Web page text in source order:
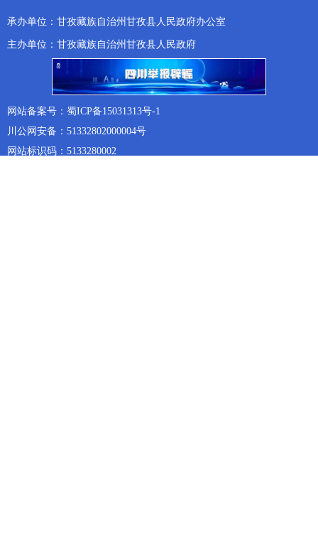
承办单位：甘孜藏族自治州甘孜县人民政府办公室
主办单位：甘孜藏族自治州甘孜县人民政府
网站备案号：蜀ICP备15031313号-1
川公网安备：51332802000004号
网站标识码：5133280002